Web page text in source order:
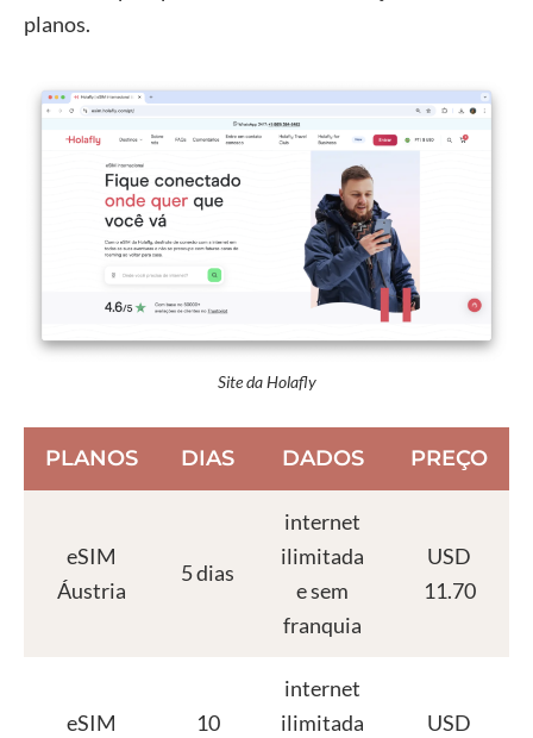
planos.
Site da Holafly
PLANOS DIAS DADOS PREÇO
eSIM
Áustria
5 dias
internet
ilimitada
e sem
franquia
USD
11.70
eSIM
10
internet
ilimitada
USD